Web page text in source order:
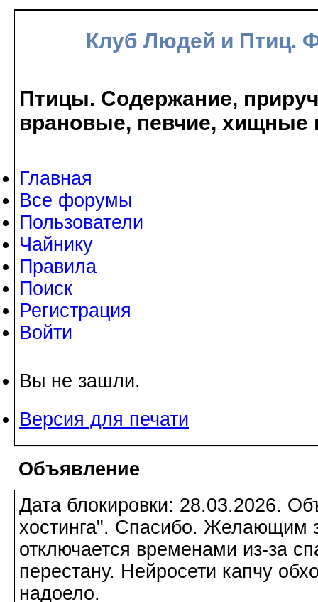
Клуб Людей и Птиц.
Птицы. Содержание,
врановые, певчие, хищные
Главная
Все форумы
Пользователи
Чайнику
Правила
Поиск
Регистрация
Войти
Вы не зашли.
Версия для печати
Объявление
Дата блокировки: 28.03.2026.
хостинга". Спасибо. Желающим
отключается временами из-за
перестану. Нейросети капчу
надоело.